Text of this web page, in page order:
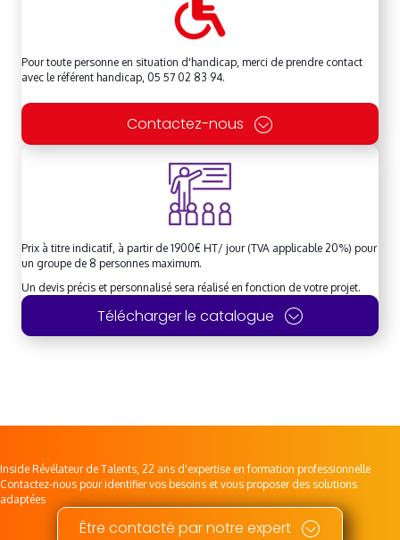
Pour toute personne en situation d'handicap, merci de prendre contact
avec le référent handicap, 05 57 02 83 94.
Contactez-nous
Prix à titre indicatif, à partir de 1900€ HT/ jour (TVA applicable 20%) pour
un groupe de 8 personnes maximum.
Un devis précis et personnalisé sera réalisé en fonction de votre projet.
Télécharger le catalogue
Inside Révélateur de Talents, 22 ans d'expertise en formation professionnelle
Contactez-nous pour identifier vos besoins et vous proposer des solutions
adaptées
Être contacté par notre expert